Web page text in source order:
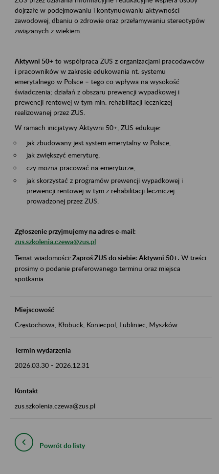
dojrzałe w podejmowaniu i kontynuowaniu aktywności
zawodowej, dbaniu o zdrowie oraz przełamywaniu stereotypów
związanych z wiekiem.
Aktywni 50+ to współpraca ZUS z organizacjami pracodawców
i pracowników w zakresie edukowania nt. systemu
emerytalnego w Polsce – tego co wpływa na wysokość
świadczenia; działań z obszaru prewencji wypadkowej i
prewencji rentowej w tym min. rehabilitacji leczniczej
realizowanej przez ZUS.
W ramach inicjatywy Aktywni 50+, ZUS edukuje:
jak zbudowany jest system emerytalny w Polsce,
jak zwiększyć emeryturę,
czy można pracować na emeryturze,
jak skorzystać z programów prewencji wypadkowej i
prewencji rentowej w tym z rehabilitacji leczniczej
prowadzonej przez ZUS.
Zgłoszenie przyjmujemy na adres e-mail:
zus.szkolenia.czewa@zus.pl
Temat wiadomości:Zaproś ZUS do siebie: Aktywni 50+. W treści
prosimy o podanie preferowanego terminu oraz miejsca
spotkania.
Miejscowość
Częstochowa, Kłobuck, Koniecpol, Lubliniec, Myszków
Termin wydarzenia
2026.03.30 - 2026.12.31
Kontakt
zus.szkolenia.czewa@zus.pl
Powrót do listy